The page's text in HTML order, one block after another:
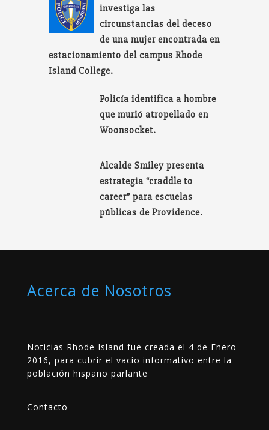
investiga las
circunstancias del deceso
de una mujer encontrada en
estacionamiento del campus Rhode
Island College.
Policía identifica a hombre
que murió atropellado en
Woonsocket.
Alcalde Smiley presenta
estrategia “craddle to
career” para escuelas
públicas de Providence.
Acerca de Nosotros
Noticias Rhode Island fue creada el 4 de Enero
2016, para cubrir el vacío informativo entre la
población hispano parlante
Contacto